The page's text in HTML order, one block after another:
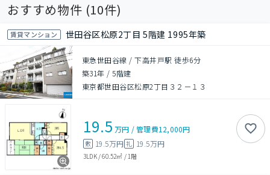
おすすめ物件 (10件)
賃貸マンション 世田谷区松原2丁目 5階建 1995年築
東急世田谷線 / 下高井戸駅 徒歩6分
築31年 /5階建
東京都世田谷区松原2丁目３２－１３
19.5 万円 /管理費12,000円
敷 19.5万円 礼 19.5万円
3LDK/60.52㎡ / 1階